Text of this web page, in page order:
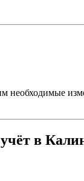
необходимые
в